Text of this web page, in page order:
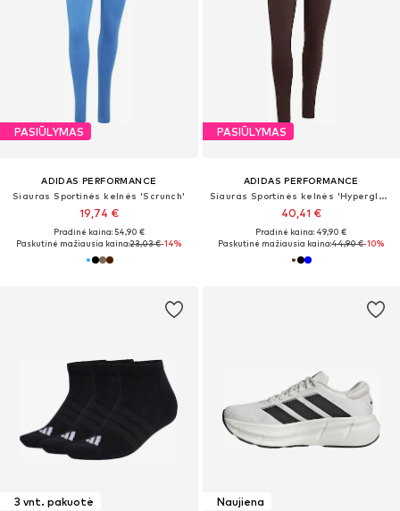
PASIŪLYMAS
ADIDAS PERFORMANCE
Siauras Sportinės kelnės 'Scrunch'
19,74 €
Pradinė kaina: 54,90 €
Paskutinė mažiausia kaina:23,03 €-14%
PASIŪLYMAS
ADIDAS PERFORMANCE
Siauras Sportinės kelnės 'Hyperglam'
40,41 €
Pradinė kaina: 49,90 €
Paskutinė mažiausia kaina:44,90 €-10%
3 vnt. pakuotė
Naujiena